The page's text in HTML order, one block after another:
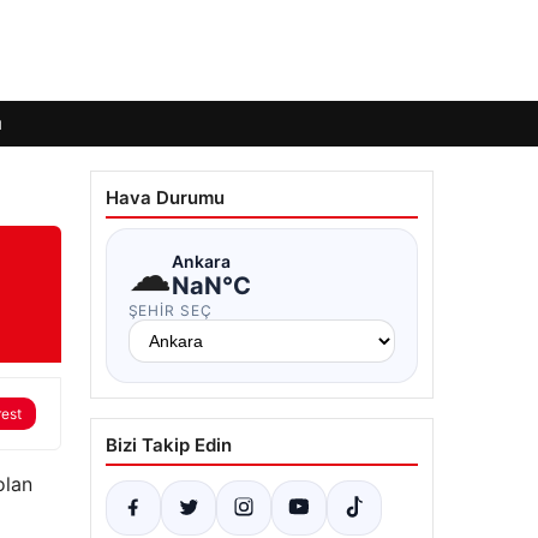
Hava Durumu
☁Ankara
NaN°C
ŞEHIR SEÇ
Bizi Takip Edin